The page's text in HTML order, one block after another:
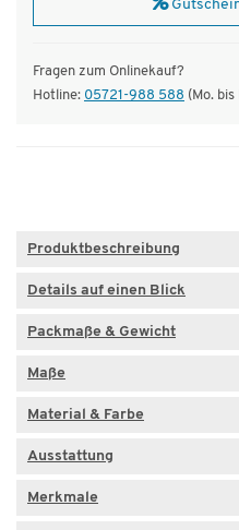
Fragen zum Onlinekauf?
Hotline: 05721-988 588 (Mo. bis
Produktbeschreibung
Details auf einen Blick
Packmaße & Gewicht
Maße
Material & Farbe
Ausstattung
Merkmale